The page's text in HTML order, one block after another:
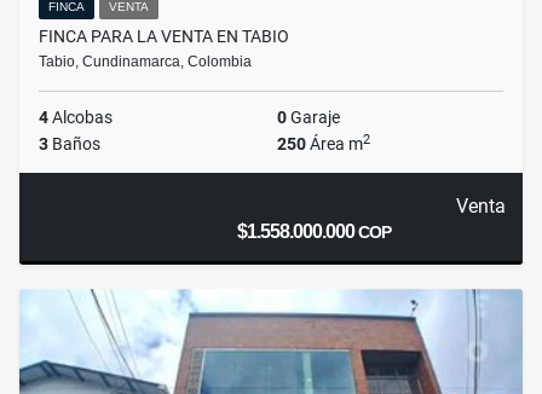
FINCA VENTA
FINCA PARA LA VENTA EN TABIO
Tabio, Cundinamarca, Colombia
4Alcobas 0Garaje
3 Baños 250Área m2
Venta
$1.558.000.000COP